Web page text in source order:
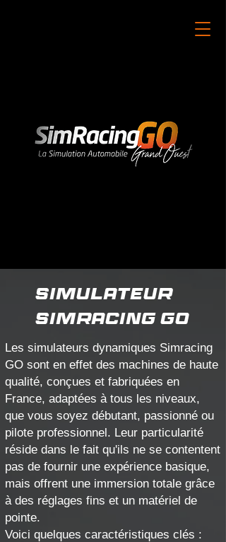
simulateur
simracing go
Les simulateurs dynamiques Simracing
GO sont en effet des machines de haute
qualité, conçues et fabriquées en
France, adaptées à tous les niveaux,
que vous soyez débutant, passionné ou
pilote professionnel. Leur particularité
réside dans le fait qu'ils ne se contentent
pas de fournir une expérience basique,
mais offrent une immersion totale grâce
à des réglages fins et un matériel de
pointe.
Voici quelques caractéristiques clés :